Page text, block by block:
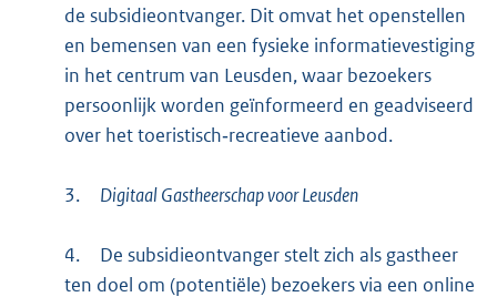
de subsidieontvanger. Dit omvat het openstellen
en bemensen van een fysieke informatievestiging
in het centrum van Leusden, waar bezoekers
persoonlijk worden geïnformeerd en geadviseerd
over het toeristisch‑recreatieve aanbod.
3. Digitaal Gastheerschap voor Leusden
4.
De subsidieontvanger stelt zich als gastheer
ten doel om (potentiële) bezoekers via een online